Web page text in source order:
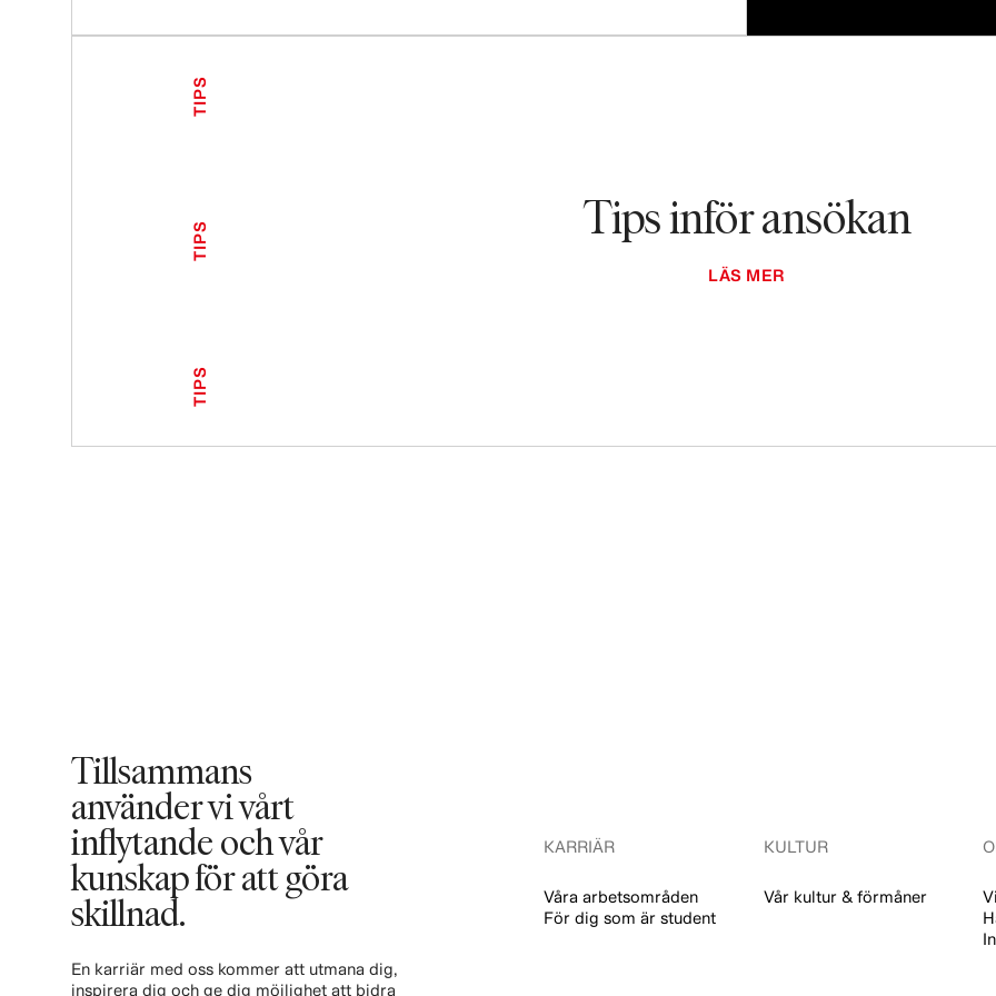
Tips inför ansökan
LÄS MER
TIPS
TIPS
TIPS
Tillsammans
använder vi vårt
inflytande och vår
kunskap för att göra
skillnad. ​
En karriär med oss kommer att utmana dig,
inspirera dig och ge dig möjlighet att bidra
KARRIÄR
Våra arbetsområden
För dig som är student
KULTUR
Vår kultur & förmåner